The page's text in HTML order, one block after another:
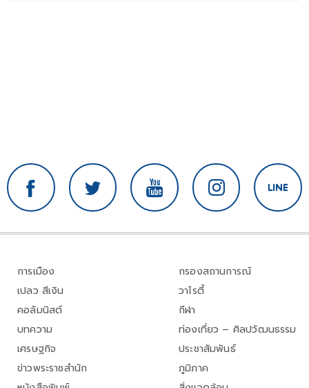
การเมือง
เปลว สีเงิน
คอลัมนิสต์
บทความ
เศรษฐกิจ
ข่าวพระราชสำนัก
กรองสถานการณ์
วาไรตี้
กีฬา
ท่องเที่ยว – ศิลปวัฒนธรรม
ประชาสัมพันธ์
ภูมิภาค